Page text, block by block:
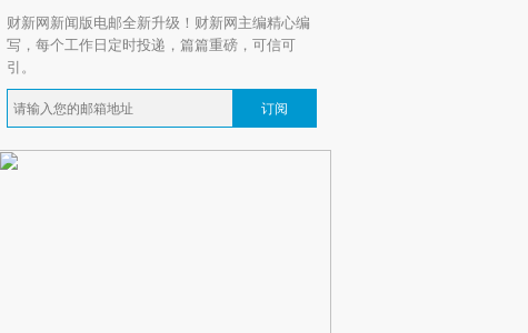
财新网新闻版电邮全新升级！财新网主编精心编
写，每个工作日定时投递，篇篇重磅，可信可
引。
订阅